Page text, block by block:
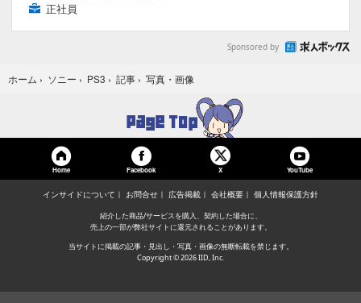
正社員
Sponsored by
ホーム › ソニー › PS3 › 記事 › 写真・画像
Home Facebook X YouTube
インサイドについて お問合せ 広告掲載 会社概要 個人情報保護方針
紹介した商品/サービスを購入、契約した場合に、
売上の一部が弊社サイトに還元されることがあります。
当サイトに掲載の記事・見出し・写真・画像の無断転載を禁じます。
Copyright © 2026 IID, Inc.